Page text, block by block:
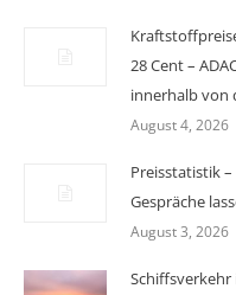
28 Cent –
innerhalb von
August 4, 2026
Preisstatistik
Gespräche
August 3, 2026
Schiffsverkehr